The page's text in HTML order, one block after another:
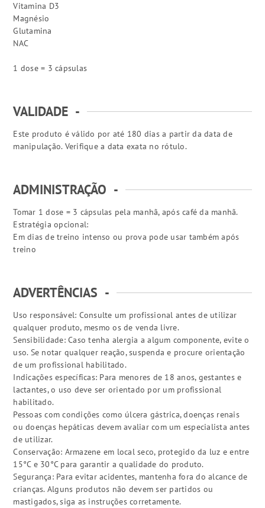
Vitamina D3
Magnésio
Glutamina
NAC
1 dose = 3 cápsulas
VALIDADE -
Este produto é válido por até 180 dias a partir da data de
manipulação. Verifique a data exata no rótulo.
ADMINISTRAÇÃO -
Tomar 1 dose = 3 cápsulas pela manhã, após café da manhã.
Estratégia opcional:
Em dias de treino intenso ou prova pode usar também após
treino
ADVERTÊNCIAS -
Uso responsável: Consulte um profissional antes de utilizar
qualquer produto, mesmo os de venda livre.
Sensibilidade: Caso tenha alergia a algum componente, evite o
uso. Se notar qualquer reação, suspenda e procure orientação
de um profissional habilitado.
Indicações específicas: Para menores de 18 anos, gestantes e
lactantes, o uso deve ser orientado por um profissional
habilitado.
Pessoas com condições como úlcera gástrica, doenças renais
ou doenças hepáticas devem avaliar com um especialista antes
de utilizar.
Conservação: Armazene em local seco, protegido da luz e entre
15°C e 30°C para garantir a qualidade do produto.
Segurança: Para evitar acidentes, mantenha fora do alcance de
crianças. Alguns produtos não devem ser partidos ou
mastigados, siga as instruções corretamente.